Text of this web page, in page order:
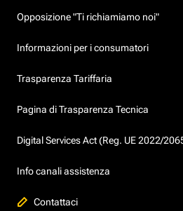
Opposizione "Ti richiamiamo noi"
Informazioni per i consumatori
Trasparenza Tariffaria
Pagina di Trasparenza Tecnica
Digital Services Act (Reg. UE 2022/
Info canali assistenza
Contattaci